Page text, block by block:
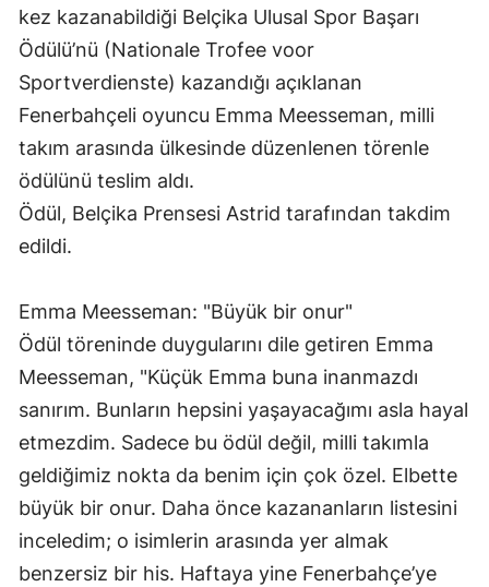
Elazığ
Erzurum
Eskişehir
Gaziantep
Hakkari
Hatay
Isparta
Mersin
İstanbul
İzmir
kez kazanabildiği Belçika Ulusal Spor Başarı
Ödülü’nü (Nationale Trofee voor
Sportverdienste) kazandığı açıklanan
Fenerbahçeli oyuncu Emma Meesseman, milli
takım arasında ülkesinde düzenlenen törenle
ödülünü teslim aldı.
Ödül, Belçika Prensesi Astrid tarafından takdim
edildi.
Emma Meesseman: "Büyük bir onur"
Ödül töreninde duygularını dile getiren Emma
Meesseman, "Küçük Emma buna inanmazdı
sanırım. Bunların hepsini yaşayacağımı asla hayal
etmezdim. Sadece bu ödül değil, milli takımla
geldiğimiz nokta da benim için çok özel. Elbette
büyük bir onur. Daha önce kazananların listesini
inceledim; o isimlerin arasında yer almak
benzersiz bir his. Haftaya yine Fenerbahçe’ye